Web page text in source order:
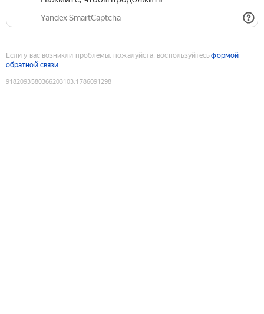
Yandex SmartCaptcha
Если у вас возникли проблемы, пожалуйста, воспользуйтесьформой
обратной связи
9182093580366203103:1786091298